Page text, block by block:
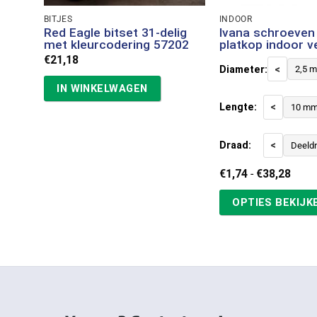
BITJES
Red Eagle bitset 31-delig
met kleurcodering 57202
€21,18
IN WINKELWAGEN
INDOOR
Ivana
platkop indoor
Diameter: < 2,5
Lengte: < 10
Draad: <
€1,74 - €38,28
OPTIES